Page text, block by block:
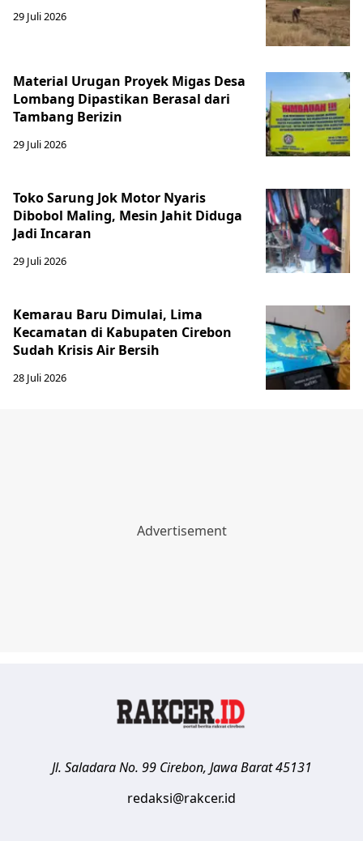
29 Juli 2026
Material Urugan Proyek Migas Desa
Lombang Dipastikan Berasal dari
Tambang Berizin
29 Juli 2026
Toko Sarung Jok Motor Nyaris
Dibobol Maling, Mesin Jahit Diduga
Jadi Incaran
29 Juli 2026
Kemarau Baru Dimulai, Lima
Kecamatan di Kabupaten Cirebon
Sudah Krisis Air Bersih
28 Juli 2026
Jl. Saladara No. 99 Cirebon, Jawa Barat 45131
redaksi@rakcer.id